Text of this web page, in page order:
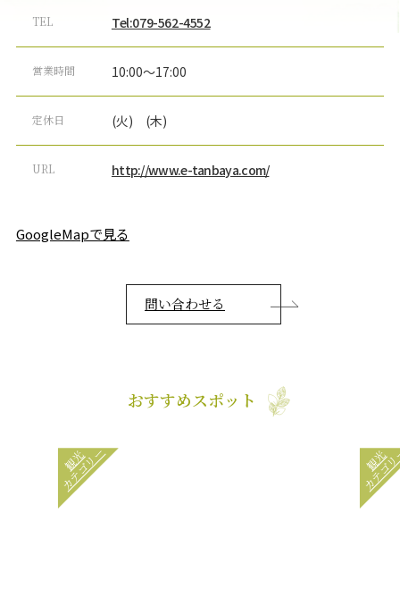
TEL Tel:079-562-4552
営業時間 10:00～17:00
定休日 (火) (木)
URL http://www.e-tanbaya.com/
GoogleMapで見る
問い合わせる
おすすめスポット
観光
カテゴリー 観光
カテ